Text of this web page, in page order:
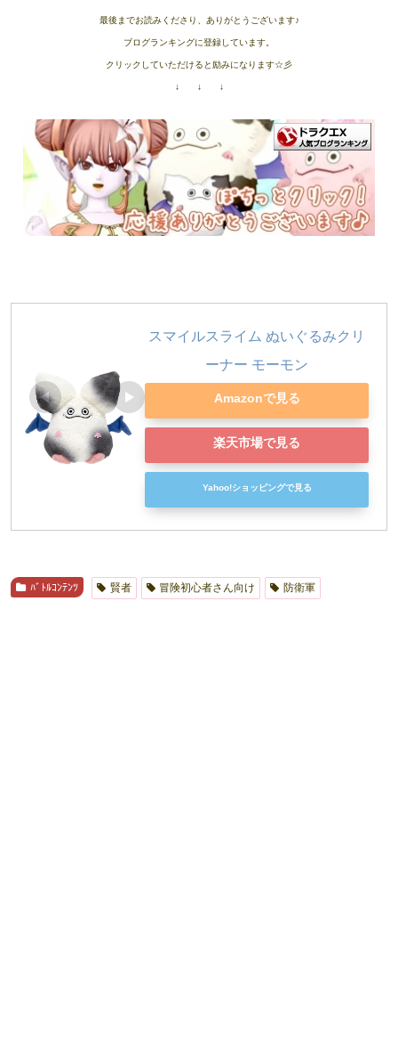
最後までお読みくださり、ありがとうございます♪
ブログランキングに登録しています。
クリックしていただけると励みになります☆彡
↓ ↓ ↓
スマイルスライム ぬいぐるみクリ
ーナー モーモン
Amazonで見る
楽天市場で見る
Yahoo!ショッピングで見る
ﾊﾞﾄﾙｺﾝﾃﾝﾂ 賢者 冒険初心者さん向け 防衛軍